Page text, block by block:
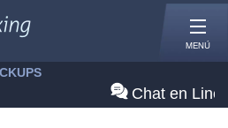
MENÚ
Chat en